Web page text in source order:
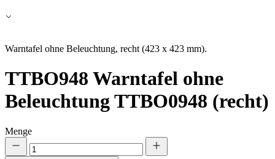
Warntafel ohne Beleuchtung, recht (423 x 423 mm).
TTBO948 Warntafel ohne
Beleuchtung TTBO0948 (recht)
Menge